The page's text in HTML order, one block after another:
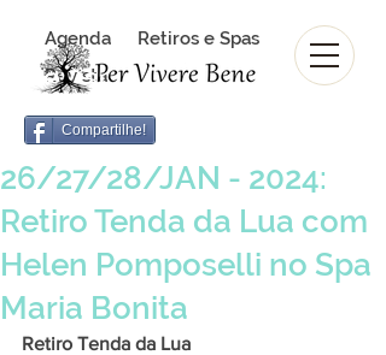
Agenda
Revista
Retiros e Spas
Revista Per Vivere Bene
Compartilhe!
26/27/28/JAN - 2024:
Retiro Tenda da Lua com
Helen Pomposelli no Spa
Maria Bonita
Retiro Tenda da Lua